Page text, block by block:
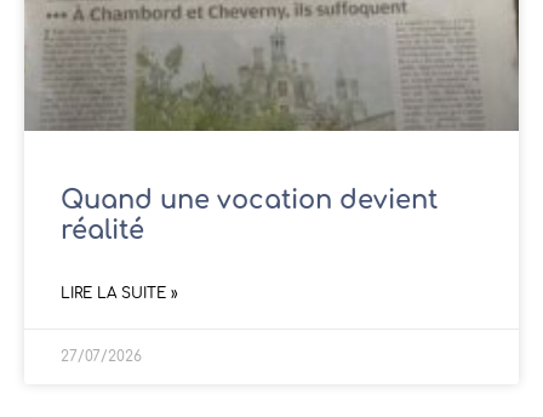
Quand une vocation devient
réalité
LIRE LA SUITE »
27/07/2026